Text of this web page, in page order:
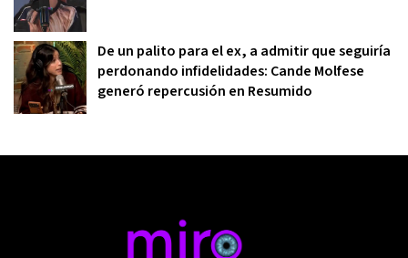
De un palito para el ex, a admitir que seguiría
perdonando infidelidades: Cande Molfese
generó repercusión en Resumido